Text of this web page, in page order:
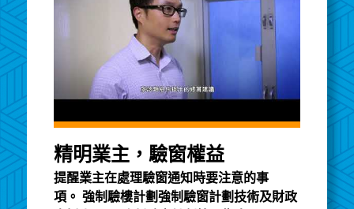
精明業主，驗窗權益
提醒業主在處理驗窗通知時要注意的事
項。 強制驗樓計劃強制驗窗計劃技術及財政